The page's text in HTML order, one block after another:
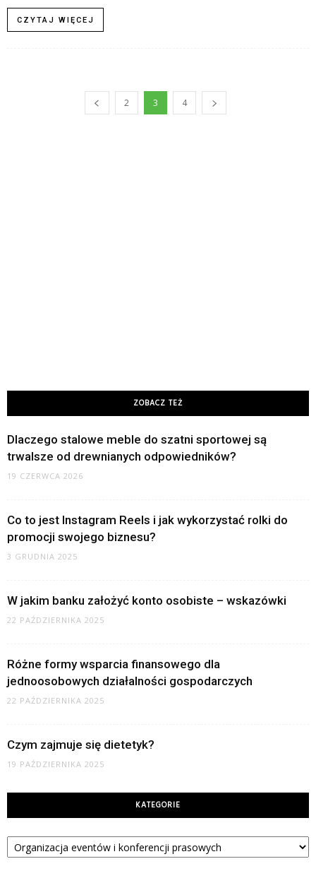
CZYTAJ WIĘCEJ
2 3 4
ZOBACZ TEŻ
Dlaczego stalowe meble do szatni sportowej są
trwalsze od drewnianych odpowiedników?
19 CZERWCA 2026
Co to jest Instagram Reels i jak wykorzystać rolki do
promocji swojego biznesu?
3 GRUDNIA 2025
W jakim banku założyć konto osobiste – wskazówki
22 PAŹDZIERNIKA 2025
Różne formy wsparcia finansowego dla
jednoosobowych działalności gospodarczych
22 PAŹDZIERNIKA 2025
Czym zajmuje się dietetyk?
19 PAŹDZIERNIKA 2025
KATEGORIE
Kategorie